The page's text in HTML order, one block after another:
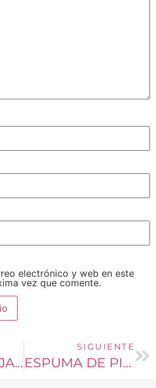
electrónico y web en este
vez que comente.
POLLO ARVEJADO CON PAPAS AL VAPOR
SIGUIENTE
ESPUMA DE PIÑA CONGELADA